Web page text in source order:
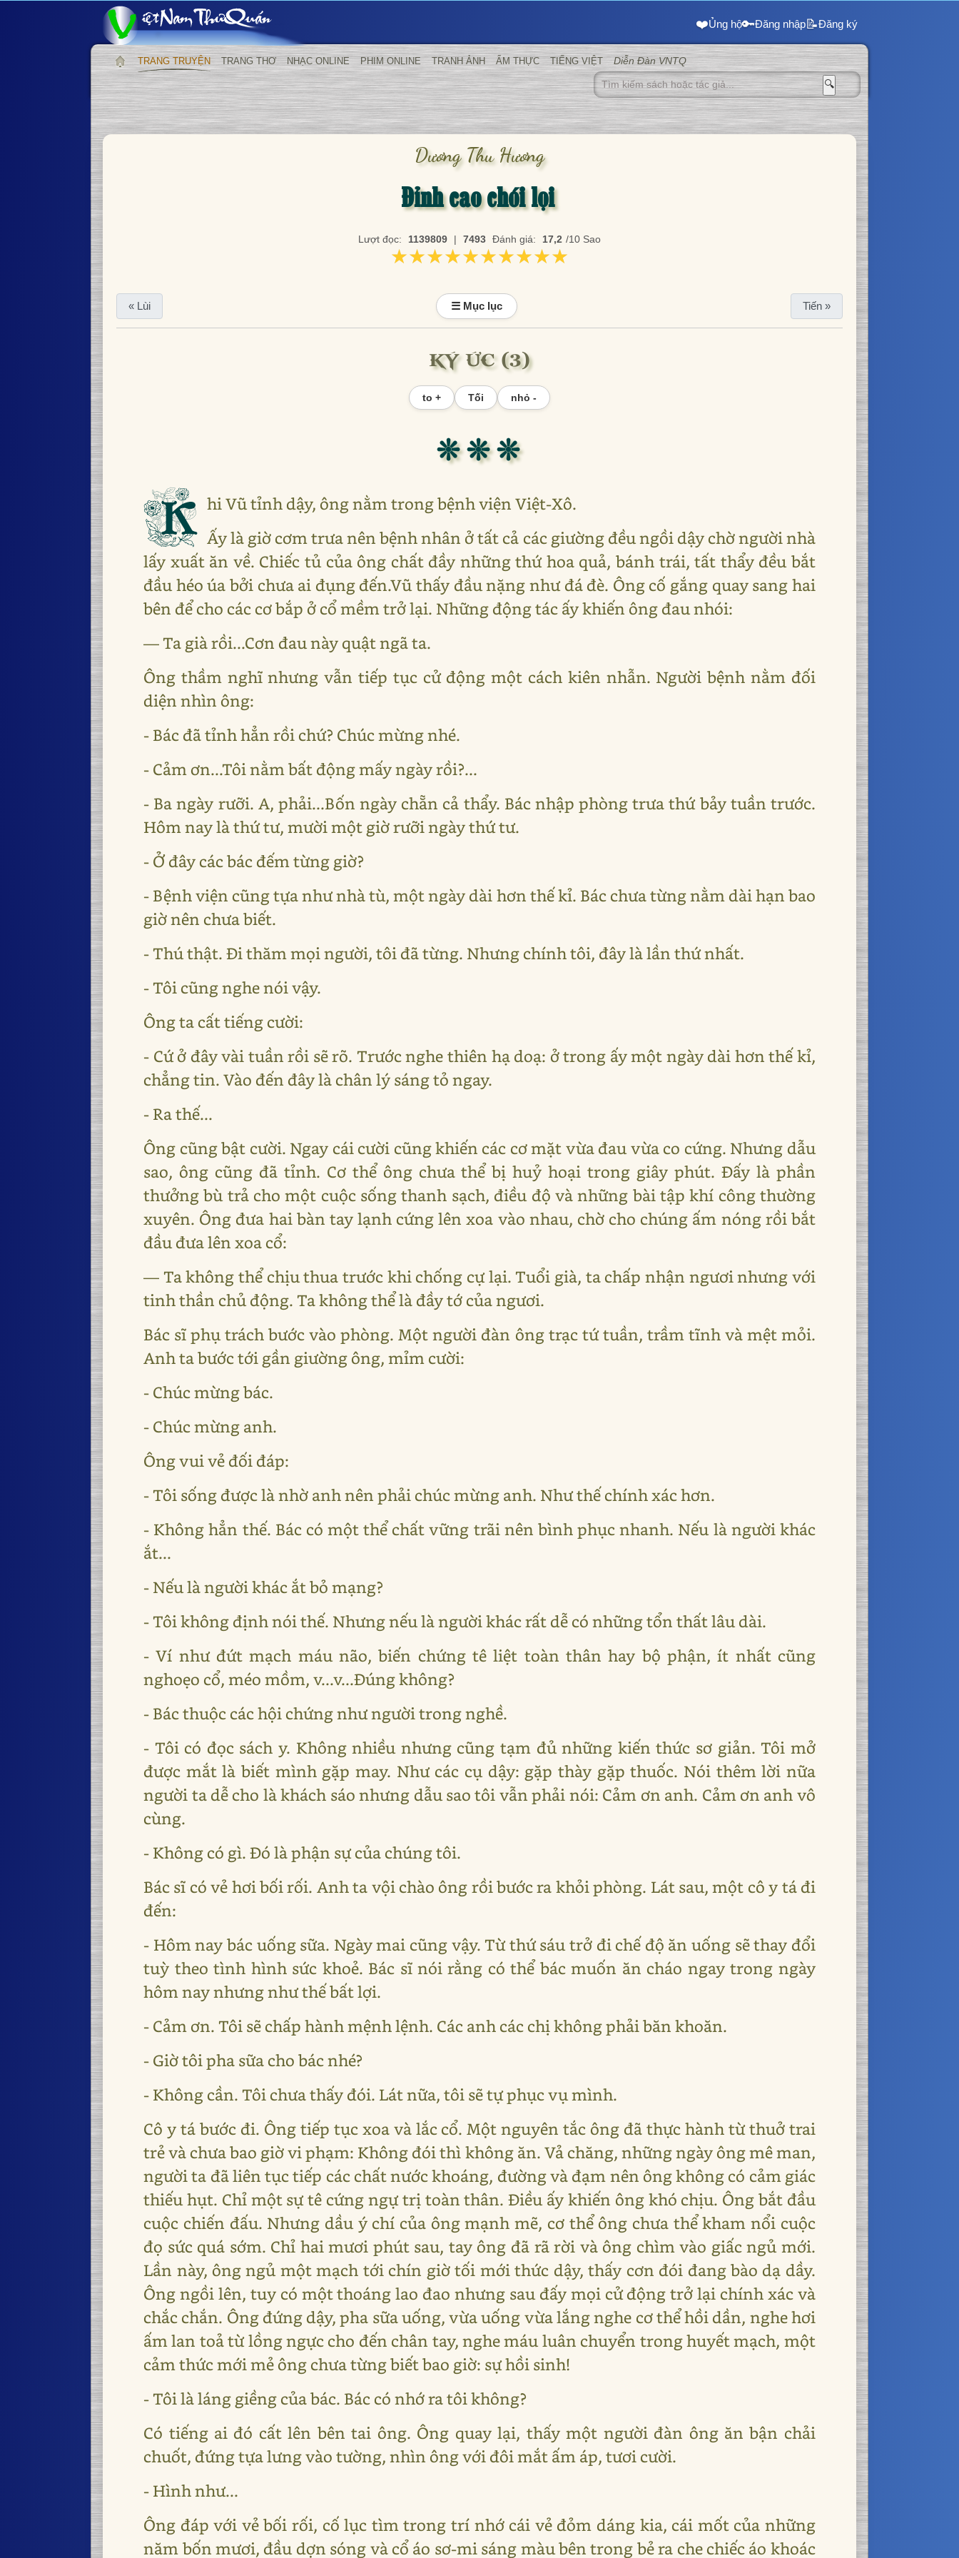
❤️Ủng hộ🔑Đăng nhập📝Đăng ký
TRANG TRUYỆN TRANG THƠ NHẠC ONLINE PHIM ONLINE TRANH ẢNH ẨM THỰC TIẾNG VIỆT Diễn Đàn VNTQ
🔍
Dương Thu Hương
Đỉnh cao chói lọi
Lượt đọc: 1139809 | 7493 Đánh giá: 17,2 /10 Sao
★★★★★★★★★★
★★★★★★★★★★
« Lùi ☰ Mục lục Tiến »
KÝ ỨC (3)
to + Tối nhỏ -
❊ ❊ ❊
K hi Vũ tỉnh dậy, ông nằm trong bệnh viện Việt-Xô.
Ấy là giờ cơm trưa nên bệnh nhân ở tất cả các giường đều ngồi dậy chờ người nhà
lấy xuất ăn về. Chiếc tủ của ông chất đầy những thứ hoa quả, bánh trái, tất thẩy đều bắt
đầu héo úa bởi chưa ai đụng đến.Vũ thấy đầu nặng như đá đè. Ông cố gắng quay sang hai
bên để cho các cơ bắp ở cổ mềm trở lại. Những động tác ấy khiến ông đau nhói:
― Ta già rồi...Cơn đau này quật ngã ta.
Ông thầm nghĩ nhưng vẫn tiếp tục cử động một cách kiên nhẫn. Người bệnh nằm đối
diện nhìn ông:
- Bác đã tỉnh hẳn rồi chứ? Chúc mừng nhé.
- Cảm ơn...Tôi nằm bất động mấy ngày rồi?...
- Ba ngày rưỡi. A, phải...Bốn ngày chẵn cả thẩy. Bác nhập phòng trưa thứ bảy tuần trước.
Hôm nay là thứ tư, mười một giờ rưỡi ngày thứ tư.
- Ở đây các bác đếm từng giờ?
- Bệnh viện cũng tựa như nhà tù, một ngày dài hơn thế kỉ. Bác chưa từng nằm dài hạn bao
giờ nên chưa biết.
- Thú thật. Đi thăm mọi người, tôi đã từng. Nhưng chính tôi, đây là lần thứ nhất.
- Tôi cũng nghe nói vậy.
Ông ta cất tiếng cười:
- Cứ ở đây vài tuần rồi sẽ rõ. Trước nghe thiên hạ doạ: ở trong ấy một ngày dài hơn thế kỉ,
chẳng tin. Vào đến đây là chân lý sáng tỏ ngay.
- Ra thế...
Ông cũng bật cười. Ngay cái cười cũng khiến các cơ mặt vừa đau vừa co cứng. Nhưng dẫu
sao, ông cũng đã tỉnh. Cơ thể ông chưa thể bị huỷ hoại trong giây phút. Đấy là phần
thưởng bù trả cho một cuộc sống thanh sạch, điều độ và những bài tập khí công thường
xuyên. Ông đưa hai bàn tay lạnh cứng lên xoa vào nhau, chờ cho chúng ấm nóng rồi bắt
đầu đưa lên xoa cổ:
― Ta không thể chịu thua trước khi chống cự lại. Tuổi già, ta chấp nhận ngươi nhưng với
tinh thần chủ động. Ta không thể là đầy tớ của ngươi.
Bác sĩ phụ trách bước vào phòng. Một người đàn ông trạc tứ tuần, trầm tĩnh và mệt mỏi.
Anh ta bước tới gần giường ông, mỉm cười:
- Chúc mừng bác.
- Chúc mừng anh.
Ông vui vẻ đối đáp:
- Tôi sống được là nhờ anh nên phải chúc mừng anh. Như thế chính xác hơn.
- Không hẳn thế. Bác có một thể chất vững trãi nên bình phục nhanh. Nếu là người khác
ắt...
- Nếu là người khác ắt bỏ mạng?
- Tôi không định nói thế. Nhưng nếu là người khác rất dễ có những tổn thất lâu dài.
- Ví như đứt mạch máu não, biến chứng tê liệt toàn thân hay bộ phận, ít nhất cũng
nghoẹo cổ, méo mồm, v...v...Đúng không?
- Bác thuộc các hội chứng như người trong nghề.
- Tôi có đọc sách y. Không nhiều nhưng cũng tạm đủ những kiến thức sơ giản. Tôi mở
được mắt là biết mình gặp may. Như các cụ dậy: gặp thày gặp thuốc. Nói thêm lời nữa
người ta dễ cho là khách sáo nhưng dẫu sao tôi vẫn phải nói: Cảm ơn anh. Cảm ơn anh vô
cùng.
- Không có gì. Đó là phận sự của chúng tôi.
Bác sĩ có vẻ hơi bối rối. Anh ta vội chào ông rồi bước ra khỏi phòng. Lát sau, một cô y tá đi
đến:
- Hôm nay bác uống sữa. Ngày mai cũng vậy. Từ thứ sáu trở đi chế độ ăn uống sẽ thay đổi
tuỳ theo tình hình sức khoẻ. Bác sĩ nói rằng có thể bác muốn ăn cháo ngay trong ngày
hôm nay nhưng như thế bất lợi.
- Cảm ơn. Tôi sẽ chấp hành mệnh lệnh. Các anh các chị không phải băn khoăn.
- Giờ tôi pha sữa cho bác nhé?
- Không cần. Tôi chưa thấy đói. Lát nữa, tôi sẽ tự phục vụ mình.
Cô y tá bước đi. Ông tiếp tục xoa và lắc cổ. Một nguyên tắc ông đã thực hành từ thuở trai
trẻ và chưa bao giờ vi phạm: Không đói thì không ăn. Vả chăng, những ngày ông mê man,
người ta đã liên tục tiếp các chất nước khoáng, đường và đạm nên ông không có cảm giác
thiếu hụt. Chỉ một sự tê cứng ngự trị toàn thân. Điều ấy khiến ông khó chịu. Ông bắt đầu
cuộc chiến đấu. Nhưng dầu ý chí của ông mạnh mẽ, cơ thể ông chưa thể kham nổi cuộc
đọ sức quá sớm. Chỉ hai mươi phút sau, tay ông đã rã rời và ông chìm vào giấc ngủ mới.
Lần này, ông ngủ một mạch tới chín giờ tối mới thức dậy, thấy cơn đói đang bào dạ dầy.
Ông ngồi lên, tuy có một thoáng lao đao nhưng sau đấy mọi cử động trở lại chính xác và
chắc chắn. Ông đứng dậy, pha sữa uống, vừa uống vừa lắng nghe cơ thể hồi dần, nghe hơi
ấm lan toả từ lồng ngực cho đến chân tay, nghe máu luân chuyển trong huyết mạch, một
cảm thức mới mẻ ông chưa từng biết bao giờ: sự hồi sinh!
- Tôi là láng giềng của bác. Bác có nhớ ra tôi không?
Có tiếng ai đó cất lên bên tai ông. Ông quay lại, thấy một người đàn ông ăn bận chải
chuốt, đứng tựa lưng vào tường, nhìn ông với đôi mắt ấm áp, tươi cười.
- Hình như...
Ông đáp với vẻ bối rối, cố lục tìm trong trí nhớ cái vẻ đỏm dáng kia, cái mốt của những
năm bốn mươi, đầu dợn sóng và cổ áo sơ-mi sáng màu bên trong bẻ ra che chiếc áo khoác